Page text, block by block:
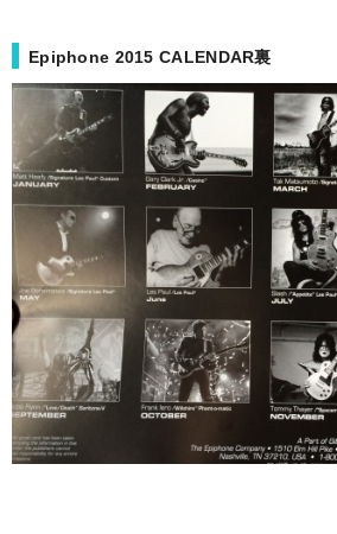
Epiphone 2015 CALENDAR裏